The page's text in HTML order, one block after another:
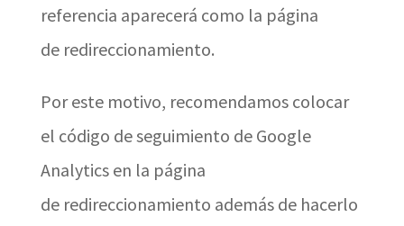
referencia aparecerá como la página
de redireccionamiento.
Por este motivo, recomendamos colocar
el código de seguimiento de Google
Analytics en la página
de redireccionamiento además de hacerlo